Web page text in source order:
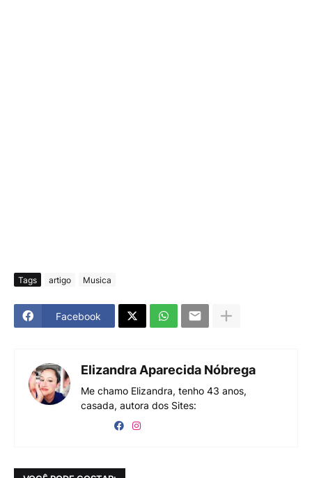
Tags artigo Musica
Facebook
Elizandra Aparecida Nóbrega
Me chamo Elizandra, tenho 43 anos,
casada, autora dos Sites: